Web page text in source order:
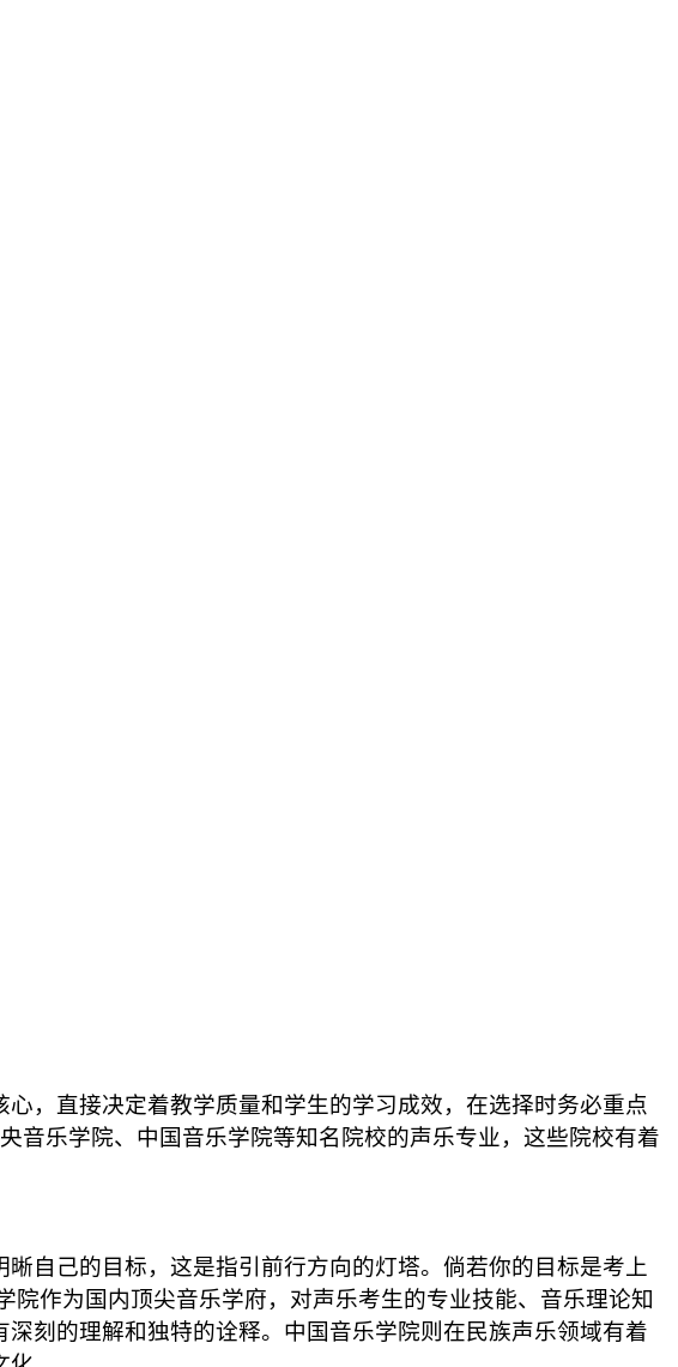
直接决定着教学质量和学生的学习成效，在选择时务必重点
音乐学院、中国音乐学院等知名院校的声乐专业，这些院校有着
自己的目标，这是指引前行方向的灯塔。​倘若你的目标是考上
作为国内顶尖音乐学府，对声乐考生的专业技能、音乐理论知
刻的理解和独特的诠释。中国音乐学院则在民族声乐领域有着